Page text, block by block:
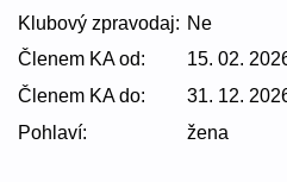
Klubový zpravodaj: Ne
Členem KA od:
15. 02.
Členem KA do:
31. 12.
Pohlaví:
žena